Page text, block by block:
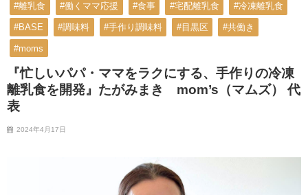
#離乳食 #働くママ応援 #食事 #宅配離乳食 #冷凍離乳食
#BASE #調味料 #手作り調味料 #目黒区 #共働き
#moms
『忙しいパパ・ママをラクにする、手作りの冷凍
離乳食を開発』たがみまき mom’s（マムズ） 代
表
2024年4月17日